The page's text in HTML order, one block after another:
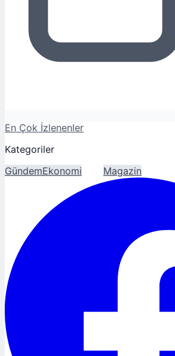
En Çok İzlenenler
Kategoriler
GündemEkonomi Magazin